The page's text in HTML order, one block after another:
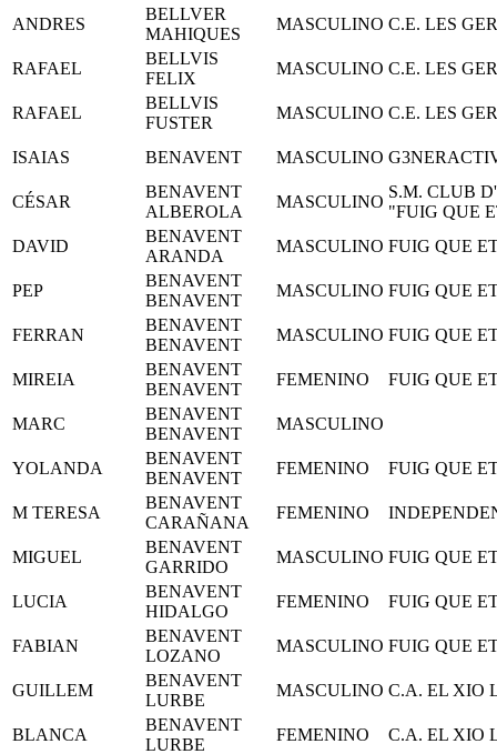
ANDRES
BELLVER
MAHIQUES
MASCULINO C.E. LES
RAFAEL
BELLVIS
FELIX
MASCULINO C.E. LES
RAFAEL
BELLVIS
FUSTER
MASCULINO C.E. LES
ISAIAS BENAVENT MASCULINO
CÉSAR
BENAVENT
ALBEROLA
MASCULINO
S.M. CLUB
"FUIG QUE
DAVID
BENAVENT
ARANDA
MASCULINO FUIG QUE
PEP
BENAVENT
BENAVENT
MASCULINO FUIG QUE
FERRAN
BENAVENT
BENAVENT
MASCULINO FUIG QUE
MIREIA
BENAVENT
BENAVENT
FEMENINO FUIG QUE
MARC
BENAVENT
BENAVENT
MASCULINO
YOLANDA
BENAVENT
BENAVENT
FEMENINO FUIG QUE
M TERESA
BENAVENT
CARAÑANA
FEMENINO
MIGUEL
BENAVENT
GARRIDO
MASCULINO FUIG QUE
LUCIA
BENAVENT
HIDALGO
FEMENINO FUIG QUE
FABIAN
BENAVENT
LOZANO
MASCULINO FUIG QUE
GUILLEM
BENAVENT
LURBE
MASCULINO C.A. EL XIO
BLANCA
BENAVENT
LURBE
FEMENINO C.A. EL XIO